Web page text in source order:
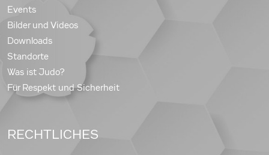
Events
Bilder und Videos
Downloads
Standorte
Was ist Judo?
Für Respekt und Sicherheit
RECHTLICHES